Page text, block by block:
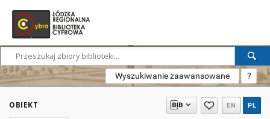
Wyszukiwanie zaawansowane ?
OBIEKT EN PL